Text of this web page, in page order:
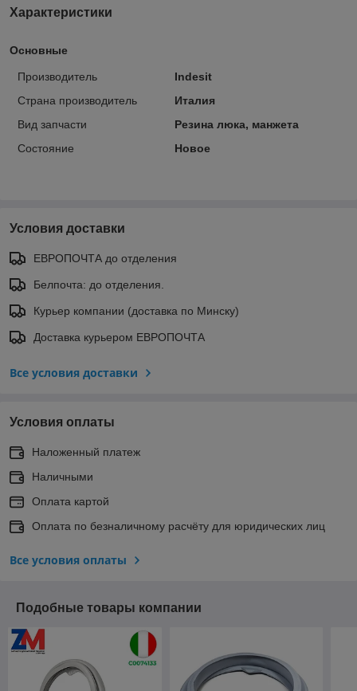
Характеристики
Основные
Производитель
Indesit
Страна производитель
Италия
Вид запчасти
Резина люка, манжета
Состояние
Новое
Условия доставки
ЕВРОПОЧТА до отделения
Белпочта: до отделения.
Курьер компании (доставка по Минску)
Доставка курьером ЕВРОПОЧТА
Все условия доставки
Условия оплаты
Наложенный платеж
Наличными
Оплата картой
Оплата по безналичному расчёту для юридических лиц
Все условия оплаты
Подобные товары компании